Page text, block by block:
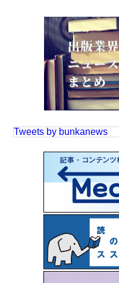
Tweets by bunkanews